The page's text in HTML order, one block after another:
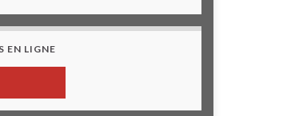
EN LIGNE